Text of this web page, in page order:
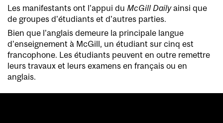
Les manifestants ont l’appui du McGill Dailyainsi que
de groupes d’étudiants et d’autres parties.
Bien que l’anglais demeure la principale langue
d’enseignement à McGill, un étudiant sur cinq est
francophone. Les étudiants peuvent en outre remettre
leurs travaux et leurs examens en français ou en
anglais.